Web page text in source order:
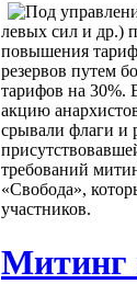
левых сил и др.)
повышения
резервов путем
тарифов на 30%.
акцию
срывали флаги и
требований
«Свобода»,
участников.
Митинг